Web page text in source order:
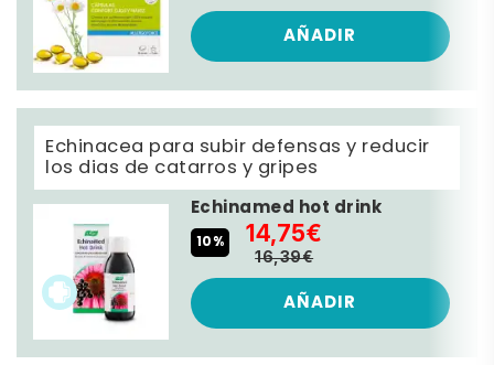
AÑADIR
Echinacea para subir defensas y reducir
los dias de catarros y gripes
Echinamed hot drink
10% 14,75€
16,39€
AÑADIR